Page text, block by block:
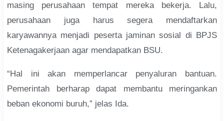
masing perusahaan tempat mereka bekerja. Lalu,
perusahaan juga harus segera mendaftarkan
karyawannya menjadi peserta jaminan sosial di BPJS
Ketenagakerjaan agar mendapatkan BSU.
“Hal ini akan memperlancar penyaluran bantuan.
Pemerintah berharap dapat membantu meringankan
beban ekonomi buruh,” jelas Ida.